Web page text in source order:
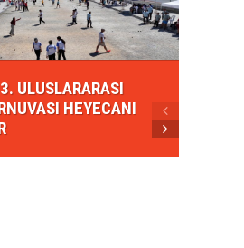
ULUSLARARASI
HEYECANI